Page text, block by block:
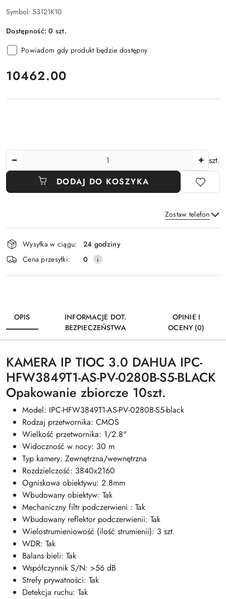
Symbol: 53121K10
Dostępność:0 szt.
Powiadom gdy produkt będzie dostępny
cena:
10462.00
szt.
DODAJ DO KOSZYKA
Zostaw telefon
Wyślij
Dostępność
i
dostawa
Wysyłka w ciągu:
24 godziny
Cena przesyłki:
0
OPIS
INFORMACJE DOT.
BEZPIECZEŃSTWA
OPINIE I
OCENY (0)
KAMERA IP TIOC 3.0 DAHUA IPC-
HFW3849T1-AS-PV-0280B-S5-BLACK
Opakowanie zbiorcze 10szt.
Model: IPC-HFW3849T1-AS-PV-0280B-S5-black
Rodzaj przetwornika: CMOS
Wielkość przetwornika: 1/2.8"
Widoczność w nocy: 30 m
Typ kamery: Zewnętrzna/wewnętrzna
Rozdzielczość: 3840x2160
Ogniskowa obiektywu: 2.8mm
Wbudowany obiektyw: Tak
Mechaniczny filtr podczerwieni : Tak
Wbudowany reflektor podczerwienii: Tak
Wielostrumieniowość (ilość strumienii): 3 szt.
WDR: Tak
Balans bieli: Tak
Współczynnik S/N: >56 dB
Strefy prywatności: Tak
Detekcja ruchu: Tak